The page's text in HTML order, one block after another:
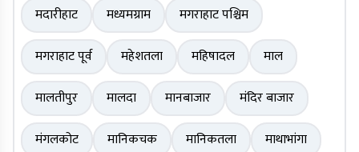
मदारीहाट
मध्यमग्राम
मगराहाट पश्चिम
मगराहाट पूर्व
महेशतला महिषादल
माल
मालतीपुर
मालदा मानबाजार
मंदिर बाजार
मंगलकोट
मानिकचक मानिकतला
माथाभांगा